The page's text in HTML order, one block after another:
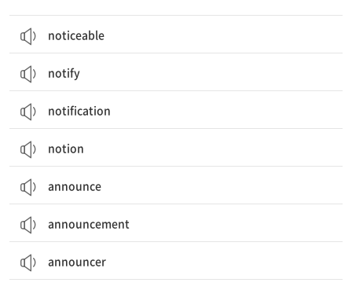
noticeable
notify
notification
notion
announce
announcement
announcer